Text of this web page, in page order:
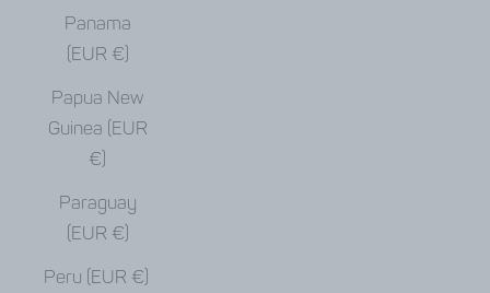
Panama
(EUR €)
Papua New
Guinea (EUR
€)
Paraguay
(EUR €)
Peru (EUR €)